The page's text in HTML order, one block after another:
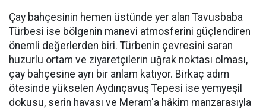
Çay bahçesinin hemen üstünde yer alan Tavusbaba
Türbesi ise bölgenin manevi atmosferini güçlendiren
önemli değerlerden biri. Türbenin çevresini saran
huzurlu ortam ve ziyaretçilerin uğrak noktası olması,
çay bahçesine ayrı bir anlam katıyor. Birkaç adım
ötesinde yükselen Aydınçavuş Tepesi ise yemyeşil
dokusu, serin havası ve Meram'a hâkim manzarasıyla